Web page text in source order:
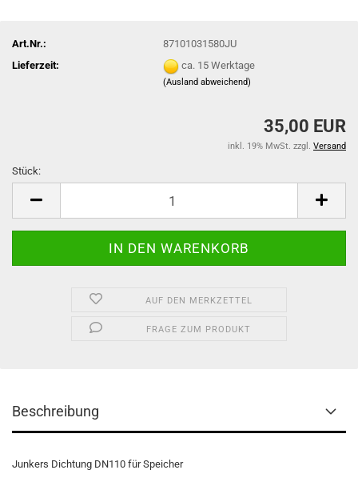
Art.Nr.:
87101031580JU
Lieferzeit:
ca. 15 Werktage
(Ausland abweichend)
35,00 EUR
inkl. 19% MwSt. zzgl. Versand
Stück:
AUF DEN MERKZETTEL
FRAGE ZUM PRODUKT
Beschreibung
Junkers Dichtung DN110 für Speicher